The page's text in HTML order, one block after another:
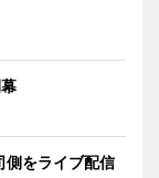
側をライブ配信